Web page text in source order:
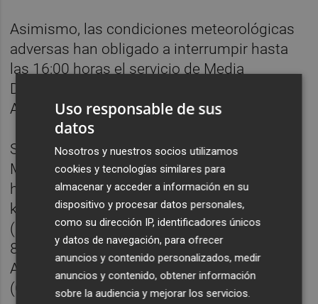
Asimismo, las condiciones meteorológicas
adversas han obligado a interrumpir hasta
las 16:00 horas el servicio de Media
Distancia entre las estaciones de Xàtiva y
Alcoi, según ha informado Renfe.
Según datos de la Agencia Estatal de
Meteorología (Aemet) hasta las 10 horas, se
han registrado rachas de viento de 89
kilómetros por hora en Vilafranca del Cid
(Castellón); de 83 km/h en Utiel (Valencia);
81 km/h en Bicorp (Valencia); 80 km/h en el
Aeropuerto de València; y 78 en Morella
(Castellón).
Uso responsable de sus
datos
Nosotros y nuestros socios utilizamos
cookies y tecnologías similares para
almacenar y acceder a información en su
dispositivo y procesar datos personales,
como su dirección IP, identificadores únicos
y datos de navegación, para ofrecer
anuncios y contenido personalizados, medir
anuncios y contenido, obtener información
sobre la audiencia y mejorar los servicios.